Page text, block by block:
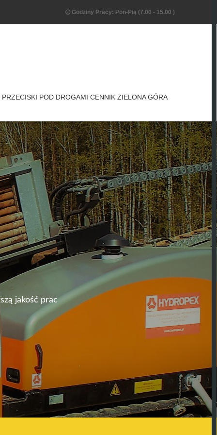
Godziny Pracy: Pon-Pią (7.00 - 15.00 )
PRZECISKI POD DROGAMI CENNIK ZIELONA GÓRA
jakość prac